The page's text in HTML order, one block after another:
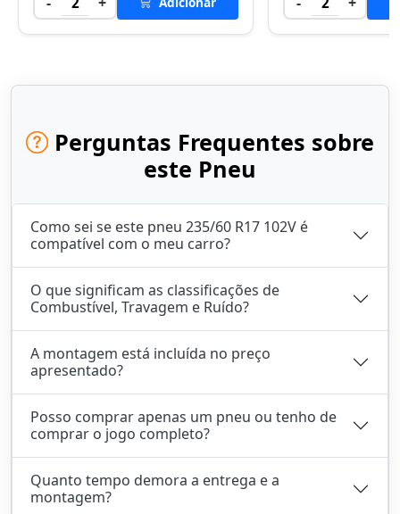
Perguntas Frequentes sobre
este Pneu
Como sei se este pneu 235/60 R17 102V é
compatível com o meu carro?
O que significam as classificações de
Combustível, Travagem e Ruído?
A montagem está incluída no preço
apresentado?
Posso comprar apenas um pneu ou tenho de
comprar o jogo completo?
Quanto tempo demora a entrega e a
montagem?